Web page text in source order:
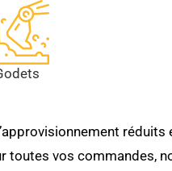
toutes vos commandes,